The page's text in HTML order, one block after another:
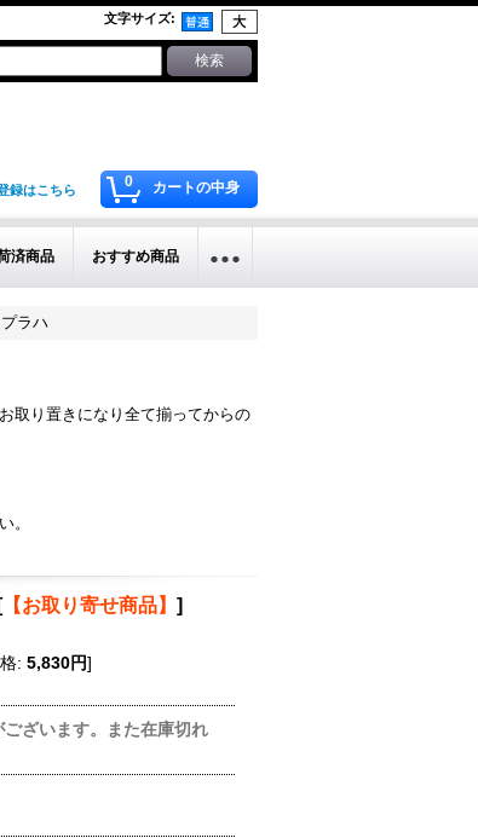
文字サイズ:
0 カートの中身
録はこちら
済商品 おすすめ商品
ラハ
取り置きになり全て揃ってからの
。
[【お取り寄せ商品】 ]
: 5,830円]
ざいます。また在庫切れ